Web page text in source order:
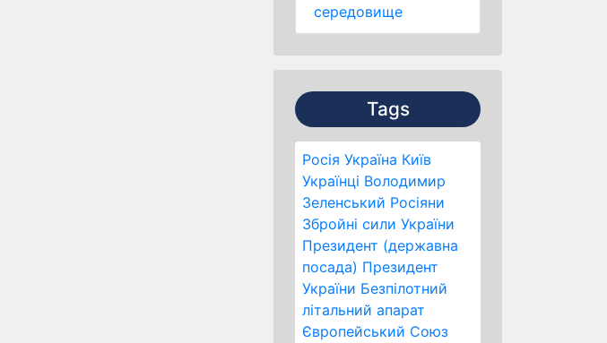
середовище
Tags
Росія Україна Київ
Українці Володимир
Зеленський Росіяни
Збройні сили України
Президент (державна
посада) Президент
України Безпілотний
літальний апарат
Європейський Союз